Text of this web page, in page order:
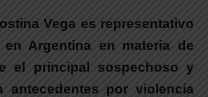
Vega es representativo
Argentina en materia de
el principal sospechoso y
antecedentes por violencia